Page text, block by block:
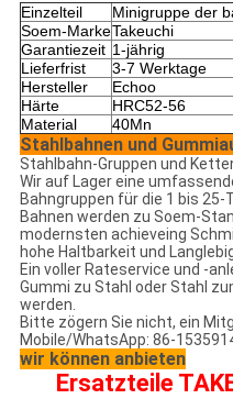
Einzelteil
Minigruppe der
Soem-MarkeTakeuchi
Garantiezeit 1-jährig
Lieferfrist
3-7 Werktage
Hersteller
Echoo
Härte
HRC52-56
Material
40Mn
Stahlbahnen und
Stahlbahn-Gruppen und
Wir auf Lager eine
Bahngruppen für die 1 bis 25-
Bahnen werden zu Soem-
modernsten achieveing
hohe Haltbarkeit und
Ein voller Rateservice und -
Gummi zu Stahl oder Stahl
werden.
Bitte zögern Sie nicht, ein
Mobile/WhatsApp: 86-
wir können anbieten
Ersatzteile